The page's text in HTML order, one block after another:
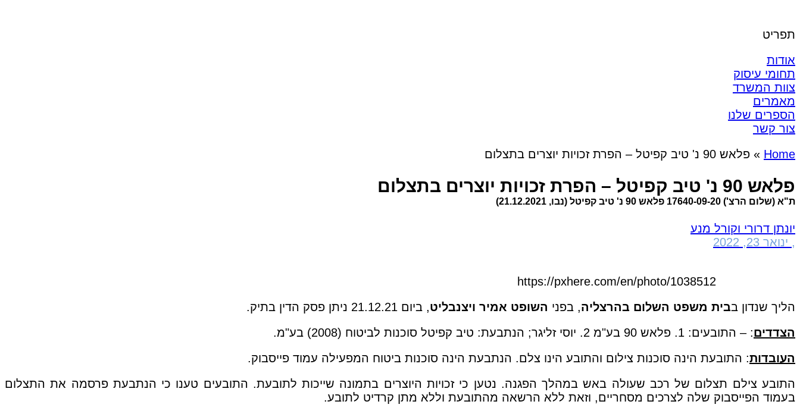
תפריט
אודות
תחומי עיסוק
צוות המשרד
מאמרים
הספרים שלנו
צור קשר
Home
» פלאש 90 נ' טיב קפיטל – הפרת זכויות יוצרים בתצלום
פלאש 90 נ' טיב קפיטל – הפרת זכויות יוצרים בתצלום
ת"א (שלום הרצ') 17640-09-20 פלאש 90 נ' טיב קפיטל (נבו, 21.12.2021)
יונתן דרורי וקורל מנע
, ינואר 23, 2022
https://pxhere.com/en/photo/1038512
הליך שנדון בבית משפט השלום בהרצליה, בפני השופט אמיר ויצנבליט, ביום 21.12.21 ניתן פסק הדין בתיק.
הצדדים: – התובעים: 1. פלאש 90 בע"מ 2. יוסי זליגר; הנתבעת: טיב קפיטל סוכנות לביטוח (2008) בע"מ.
העובדות: התובעת הינה סוכנות צילום והתובע הינו צלם. הנתבעת הינה סוכנות ביטוח המפעילה עמוד פייסבוק.
התובע צילם תצלום של רכב שעולה באש במהלך הפגנה. נטען כי זכויות היוצרים בתמונה שייכות לתובעת. התובעים טענו כי הנתבעת פרסמה את התצלום
בעמוד הפייסבוק שלה לצרכים מסחריים, וזאת ללא הרשאה מהתובעת וללא מתן קרדיט לתובע.